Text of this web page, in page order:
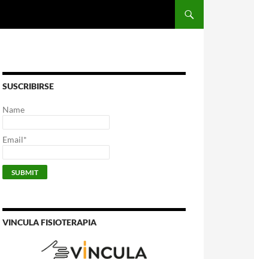
SUSCRIBIRSE
Name
Email*
VINCULA FISIOTERAPIA